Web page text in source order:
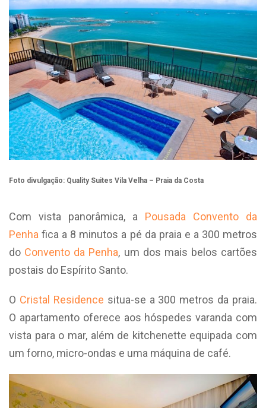
Foto divulgação: Quality Suites Vila Velha – Praia da Costa
Com vista panorâmica, a Pousada Convento da
Penha fica a 8 minutos a pé da praia e a 300 metros
do Convento da Penha, um dos mais belos cartões
postais do Espírito Santo.
O Cristal Residence situa-se a 300 metros da praia.
O apartamento oferece aos hóspedes varanda com
vista para o mar, além de kitchenette equipada com
um forno, micro-ondas e uma máquina de café.